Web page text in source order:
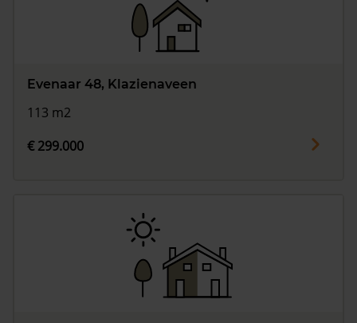
Evenaar 48, Klazienaveen
113 m2
€ 299.000